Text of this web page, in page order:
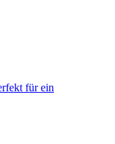
für ein